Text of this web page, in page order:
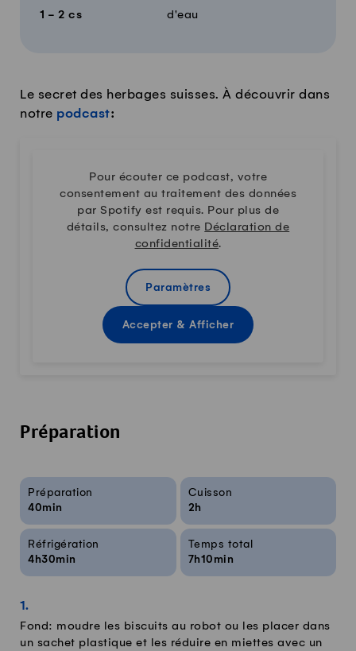
1 - 2 cs d'eau
Le secret des herbages suisses. À découvrir dans
notre podcast:
Pour écouter ce podcast, votre
consentement au traitement des données
par Spotify est requis. Pour plus de
détails, consultez notre Déclaration de
confidentialité.
Paramètres
Accepter & Afficher
Préparation
Infos sur la recette
Préparation
40min
Cuisson
2h
Réfrigération
4h30min
Temps total
7h10min
Fond: moudre les biscuits au robot ou les placer dans
un sachet plastique et les réduire en miettes avec un